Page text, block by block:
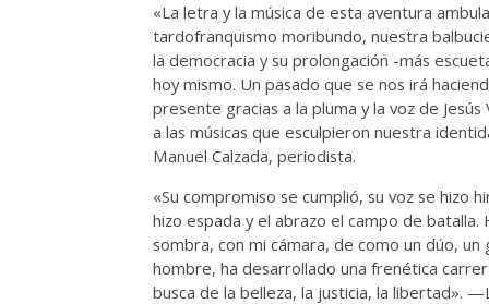
«La letra y la música de esta aventura
tardofranquismo moribundo, nuestra
la democracia y su prolongación -más
hoy mismo. Un pasado que se nos irá
presente gracias a la pluma y la voz de
a las músicas que esculpieron nuestra
Manuel Calzada, periodista.
«Su compromiso se cumplió, su voz se hizo
hizo espada y el abrazo el campo de
sombra, con mi cámara, de como un dúo, un
hombre, ha desarrollado una frenética
busca de la belleza, la justicia, la libertad».